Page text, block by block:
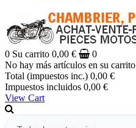
0 Su carrito 0,00 €
0
No hay más artículos en su carrito
Total (impuestos inc.) 0,00 €
Impuestos incluidos 0,00 €
View Cart